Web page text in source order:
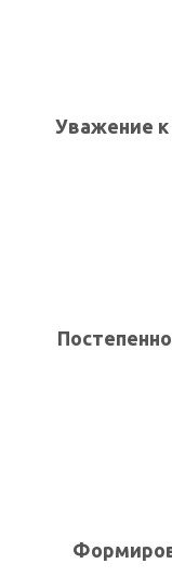
Уважение к